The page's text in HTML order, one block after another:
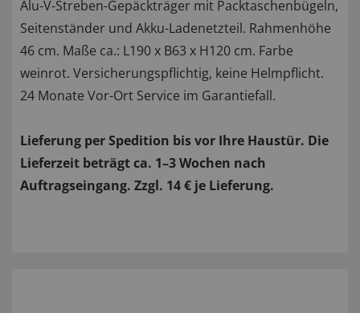
Alu-V-Streben-Gepäckträger mit Packtaschenbügeln,
Seitenständer und Akku-Ladenetzteil. Rahmenhöhe
46 cm. Maße ca.: L190 x B63 x H120 cm. Farbe
weinrot. Versicherungspflichtig, keine Helmpflicht.
24 Monate Vor-Ort Service im Garantiefall.
Lieferung per Spedition bis vor Ihre Haustür. Die
Lieferzeit beträgt ca. 1–3 Wochen nach
Auftragseingang. Zzgl. 14 € je Lieferung.